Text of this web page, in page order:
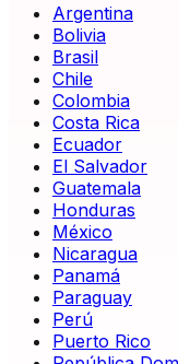
Argentina
Bolivia
Brasil
Chile
Colombia
Costa Rica
Ecuador
El Salvador
Guatemala
Honduras
México
Nicaragua
Panamá
Paraguay
Perú
Puerto Rico